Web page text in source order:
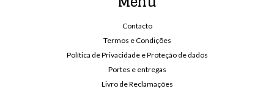
Contacto
Termos e Condições
Política de Privacidade e Proteção de dados
Portes e entregas
Livro de Reclamações